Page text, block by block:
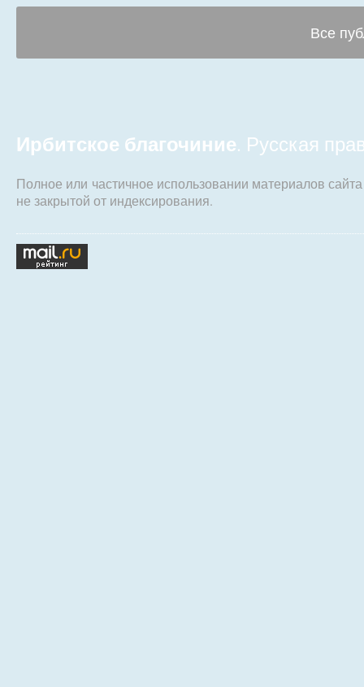
Все
Ирбитское благочиние. Русская
Полное или частичное использовании материалов
не закрытой от индексирования.